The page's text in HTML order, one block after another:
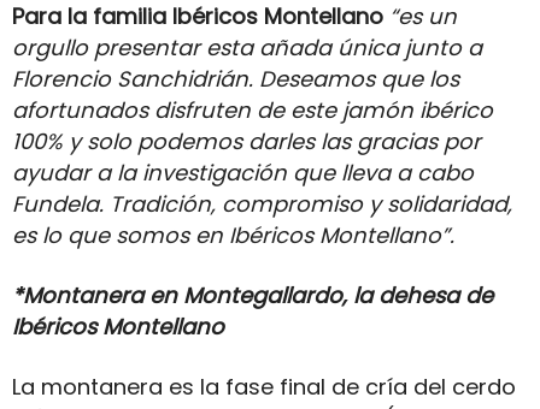
Para la familia Ibéricos Montellano “es un
orgullo presentar esta añada única junto a
Florencio Sanchidrián. Deseamos que los
afortunados disfruten de este jamón ibérico
100% y solo podemos darles las gracias por
ayudar a la investigación que lleva a cabo
Fundela. Tradición, compromiso y solidaridad,
es lo que somos en Ibéricos Montellano”.
*Montanera en Montegallardo, la dehesa de
Ibéricos Montellano
La montanera es la fase final de cría del cerdo